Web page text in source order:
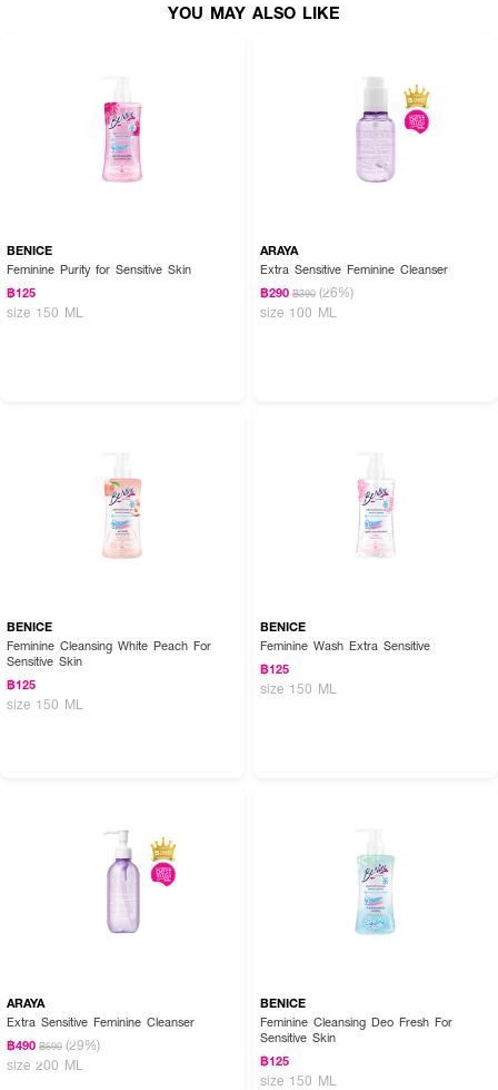
YOU MAY ALSO LIKE
BENICE
Feminine Purity for Sensitive Skin
฿125
size 150 ML
ARAYA
Extra Sensitive Feminine Cleanser
฿290 ฿390 (26%)
size 100 ML
BENICE
Feminine Cleansing White Peach For
Sensitive Skin
฿125
size 150 ML
BENICE
Feminine Wash Extra Sensitive
฿125
size 150 ML
ARAYA
Extra Sensitive Feminine Cleanser
฿490 ฿690 (29%)
size 200 ML
BENICE
Feminine Cleansing Deo Fresh For
Sensitive Skin
฿125
size 150 ML